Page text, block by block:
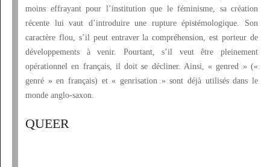
moins effrayant pour l’institution que le féminisme, sa création
récente lui vaut d’introduire une rupture épistémologique. Son
caractère flou, s’il peut entraver la compréhension, est porteur de
développements à venir. Pourtant, s’il veut être pleinement
opérationnel en français, il doit se décliner. Ainsi, « genred » («
genré » en français) et « genrisation » sont déjà utilisés dans le
monde anglo-saxon.
QUEER